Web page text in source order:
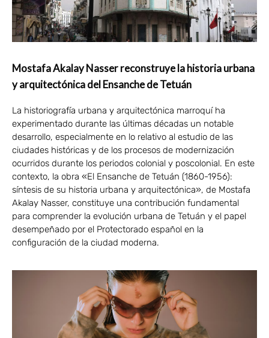
Mostafa Akalay Nasser reconstruye la historia urbana
y arquitectónica del Ensanche de Tetuán
La historiografía urbana y arquitectónica marroquí ha
experimentado durante las últimas décadas un notable
desarrollo, especialmente en lo relativo al estudio de las
ciudades históricas y de los procesos de modernización
ocurridos durante los periodos colonial y poscolonial. En este
contexto, la obra «El Ensanche de Tetuán (1860-1956):
síntesis de su historia urbana y arquitectónica», de Mostafa
Akalay Nasser, constituye una contribución fundamental
para comprender la evolución urbana de Tetuán y el papel
desempeñado por el Protectorado español en la
configuración de la ciudad moderna.